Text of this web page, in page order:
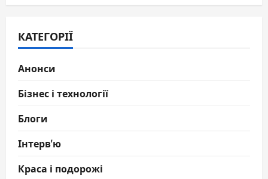
КАТЕГОРІЇ
Анонси
Бізнес і технології
Блоги
Інтерв'ю
Краса і подорожі